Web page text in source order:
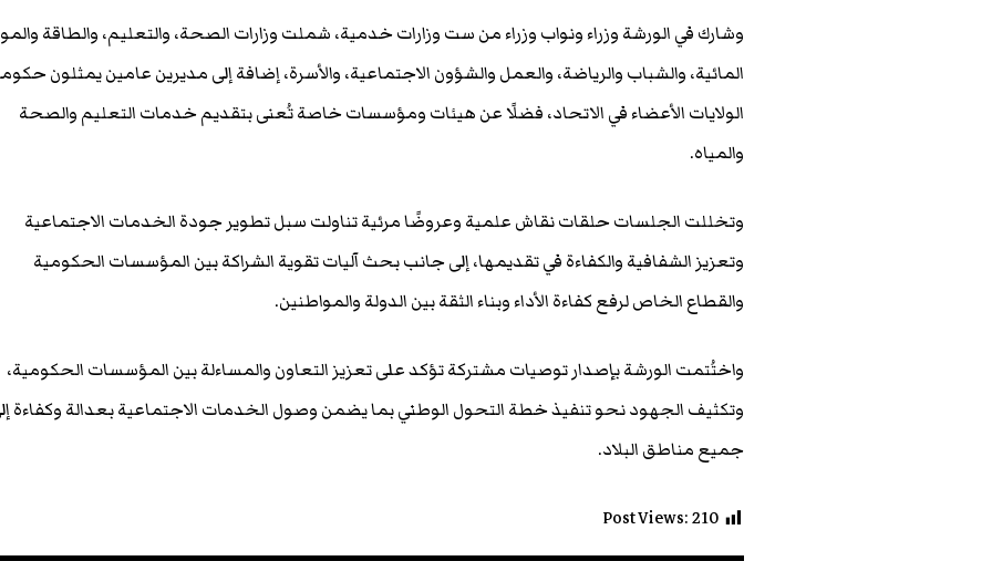
وشارك في الورشة وزراء ونواب وزراء من ست وزارات خدمية، شملت وزارات الصحة، والتعليم، والطاقة
المائية، والشباب والرياضة، والعمل والشؤون الاجتماعية، والأسرة، إضافة إلى مديرين عامين يمثلون
الولايات الأعضاء في الاتحاد، فضلًا عن هيئات ومؤسسات خاصة تُعنى بتقديم خدمات التعليم والصحة
والمياه.
وتخللت الجلسات حلقات نقاش علمية وعروضًا مرئية تناولت سبل تطوير جودة الخدمات الاجتماعية
وتعزيز الشفافية والكفاءة في تقديمها، إلى جانب بحث آليات تقوية الشراكة بين المؤسسات الحكومية
والقطاع الخاص لرفع كفاءة الأداء وبناء الثقة بين الدولة والمواطنين.
واختُتمت الورشة بإصدار توصيات مشتركة تؤكد على تعزيز التعاون والمساءلة بين المؤسسات الحكومية،
وتكثيف الجهود نحو تنفيذ خطة التحول الوطني بما يضمن وصول الخدمات الاجتماعية بعدالة وكفاءة
جميع مناطق البلاد.
Post Views:210